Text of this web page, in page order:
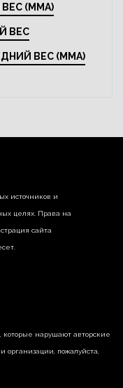
(MMA)
ВЕС
ВЕС (MMA)
источников и
целях. Права на
сайта
нарушают авторские
пожалуйста,